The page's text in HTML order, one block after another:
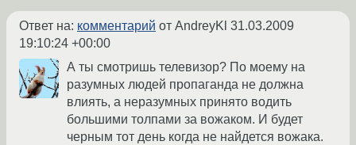
Ответ на: комментарий от AndreyKl 31.03.2009
19:10:24 +00:00
А ты смотришь телевизор? По моему на
разумных людей пропаганда не должна
влиять, а неразумных принято водить
большими толпами за вожаком. И будет
черным тот день когда не найдется вожака.